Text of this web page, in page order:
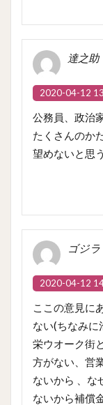
達之助
2020-04-12
公務員、政治
たくさんのか
望めないと思う
ゴジラ
2020-04-12
ここの意見に
ない(ちなみに
栄ウオーク街
方がない、営
ないから 、な
ないから補償